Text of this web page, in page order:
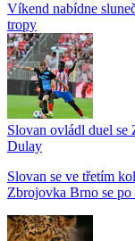
Víkend nabídne
tropy
Slovan ovládl duel se
Dulay
Slovan se ve třetím
Zbrojovka Brno se po